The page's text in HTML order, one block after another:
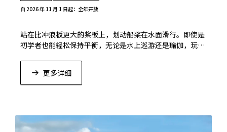
自 2026 年 11 月 1 日起：全年开放
站在比冲浪板更大的桨板上，划动船桨在水面滑行。即使是
初学者也能轻松保持平衡，无论是水上巡游还是瑜伽，玩法
更多详细